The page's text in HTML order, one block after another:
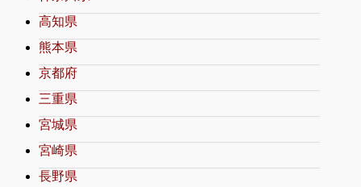
高知県
熊本県
京都府
三重県
宮城県
宮崎県
長野県